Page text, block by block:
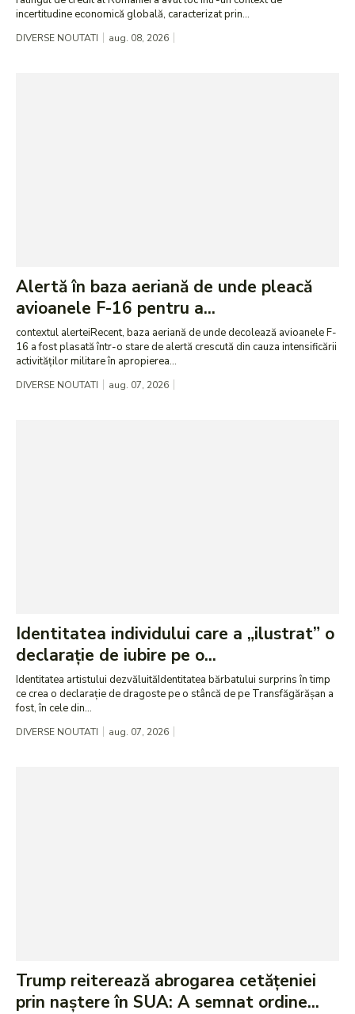
incertitudine economică globală, caracterizat prin...
DIVERSE NOUTATI aug. 08, 2026
Alertă în baza aeriană de unde pleacă
avioanele F-16 pentru a...
contextul alerteiRecent, baza aeriană de unde decolează avioanele F-
16 a fost plasată într-o stare de alertă crescută din cauza intensificării
activităților militare în apropierea...
DIVERSE NOUTATI aug. 07, 2026
Identitatea individului care a „ilustrat” o
declarație de iubire pe o...
Identitatea artistului dezvăluităIdentitatea bărbatului surprins în timp
ce crea o declarație de dragoste pe o stâncă de pe Transfăgărășan a
fost, în cele din...
DIVERSE NOUTATI aug. 07, 2026
Trump reiterează abrogarea cetățeniei
prin naștere în SUA: A semnat ordine...